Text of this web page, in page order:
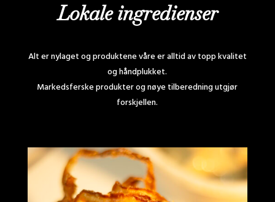
Lokale ingredienser
Alt er nylaget og produktene våre er alltid av topp kvalitet
og håndplukket.
Markedsferske produkter og nøye tilberedning utgjør
forskjellen.